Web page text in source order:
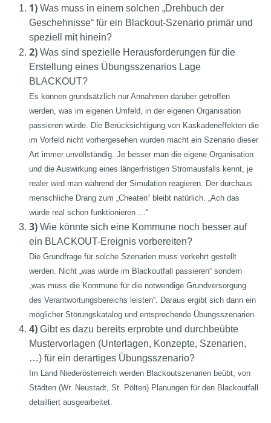
1) Was muss in einem solchen „Drehbuch der
Geschehnisse“ für ein Blackout-Szenario primär und
speziell mit hinein?
2) Was sind spezielle Herausforderungen für die
Erstellung eines Übungsszenarios Lage
BLACKOUT?
Es können grundsätzlich nur Annahmen darüber getroffen
werden, was im eigenen Umfeld, in der eigenen Organisation
passieren würde. Die Berücksichtigung von Kaskadeneffekten die
im Vorfeld nicht vorhergesehen wurden macht ein Szenario dieser
Art immer unvollständig. Je besser man die eigene Organisation
und die Auswirkung eines längerfristigen Stromausfalls kennt, je
realer wird man während der Simulation reagieren. Der durchaus
menschliche Drang zum „Cheaten“ bleibt natürlich. „Ach das
würde real schon funktionieren….“
3) Wie könnte sich eine Kommune noch besser auf
ein BLACKOUT-Ereignis vorbereiten?
Die Grundfrage für solche Szenarien muss verkehrt gestellt
werden. Nicht „was würde im Blackoutfall passieren“ sondern
„was muss die Kommune für die notwendige Grundversorgung
des Verantwortungsbereichs leisten“. Daraus ergibt sich dann ein
möglicher Störungskatalog und entsprechende Übungsszenarien.
4) Gibt es dazu bereits erprobte und durchbeübte
Mustervorlagen (Unterlagen, Konzepte, Szenarien,
…) für ein derartiges Übungsszenario?
Im Land Niederösterreich werden Blackoutszenarien beübt, von
Städten (Wr. Neustadt, St. Pölten) Planungen für den Blackoutfall
detailliert ausgearbeitet.